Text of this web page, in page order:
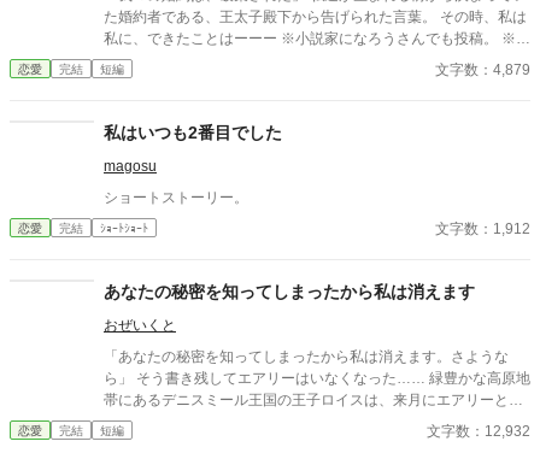
た婚約者である、王太子殿下から告げられた言葉。 その時、私は
私に、できたことはーーー ※小説家になろうさんでも投稿。 ※一
時間ごとに公開し、全３話で完結です。 タイトル及び、タグにご
注意！不安のある方はお気をつけてください。
恋愛 完結 短編 文字数：4,879
私はいつも2番目でした
magosu
ショートストーリー。
恋愛 完結 ｼｮｰﾄｼｮｰﾄ 文字数：1,912
あなたの秘密を知ってしまったから私は消えます
おぜいくと
「あなたの秘密を知ってしまったから私は消えます。さような
ら」 そう書き残してエアリーはいなくなった…… 緑豊かな高原地
帯にあるデニスミール王国の王子ロイスは、来月にエアリーと結
婚式を挙げる予定だった。エアリーは隣国アーランドの王女で、
元々は政略結婚が目的で引き合わされたのだが、誰にでも平等に
恋愛 完結 短編 文字数：12,932